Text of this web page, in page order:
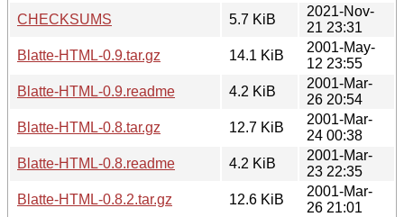
CHECKSUMS
5.7 KiB
2021-Nov-
21 23:31
Blatte-HTML-0.9.tar.gz
14.1 KiB
2001-May-
12 23:55
Blatte-HTML-0.9.readme
4.2 KiB
2001-Mar-
26 20:54
Blatte-HTML-0.8.tar.gz
12.7 KiB
2001-Mar-
24 00:38
Blatte-HTML-0.8.readme
4.2 KiB
2001-Mar-
23 22:35
Blatte-HTML-0.8.2.tar.gz
12.6 KiB
2001-Mar-
26 21:01